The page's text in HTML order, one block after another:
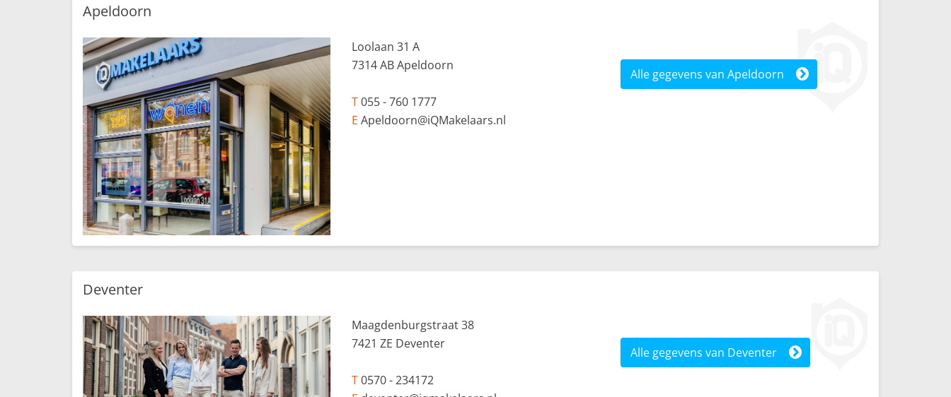
Apeldoorn
Loolaan 31 A
7314 AB Apeldoorn
T055 - 760 1777
E Apeldoorn@iQMakelaars.nl
Alle gegevens van Apeldoorn
Deventer
Maagdenburgstraat 38
7421 ZE Deventer
T0570 - 234172
Alle gegevens van Deventer